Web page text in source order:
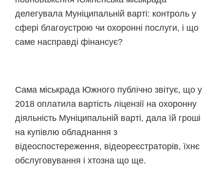
делегувала Муніципальній варті: контроль у
сфері благоустрою чи охоронні послуги, і що
саме насправді фінансує?
Сама міськрада Южного публічно звітує, що у
2018 оплатила вартість ліцензії на охоронну
діяльність Муніципальній варті, дала їй гроші
на купівлю обладнання з
відеоспостереження, відеореєстраторів, їхнє
обслуговування і хтозна що ще.